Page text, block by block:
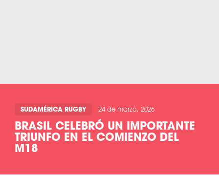
SUDAMÉRICA RUGBY 24 de marzo, 2026
BRASIL CELEBRÓ UN IMPORTANTE
TRIUNFO EN EL COMIENZO DEL
M18